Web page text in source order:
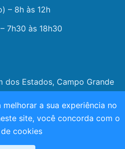
– 8h às 12h
7h30 às 18h30
dos Estados, Campo Grande
. Todos os direitos
a sua experiência no
site, você concorda com o
cookies